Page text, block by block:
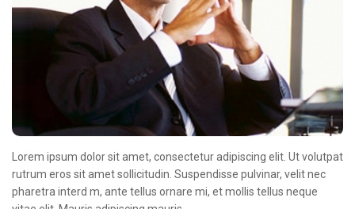
Lorem ipsum dolor sit amet, consectetur adipiscing elit. Ut volutpat
rutrum eros sit amet sollicitudin. Suspendisse pulvinar, velit nec
pharetra interd m, ante tellus ornare mi, et mollis tellus neque